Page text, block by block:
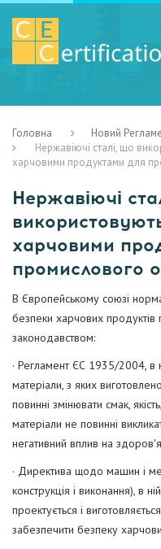
Головна
Новий
Нержавіючі сталі, що
харчовими продуктами для
Нержавіючі
харчовими
промислового
В Європейському союзі
безпеки харчових продуктів
законодавством:
· Регламент ЄС 1935/2004, в
матеріали, з яких
повинні змінювати смак,
матеріали не повинні
негативний вплив на
· Директива щодо машин і
конструкція і виконання), в
проектується і
забезпечити безпеку